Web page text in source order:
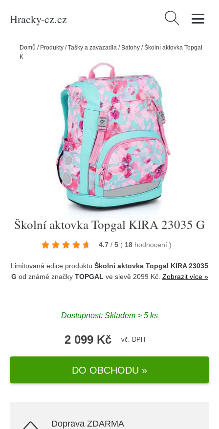
Hracky-cz.cz Vyhledávání
Domů / Produkty /Tašky a zavazadla / Batohy /Školní aktovka Topgal
KIRA 23035 G
Školní aktovka Topgal KIRA 23035 G
4.7 / 5 ( 18 hodnocení )
Limitovaná edice produktu Školní aktovka Topgal KIRA 23035
G od známé značky TOPGAL ve slevě 2099 Kč. Zobrazit více »
Dostupnost: Skladem > 5 ks
2 099 Kč vč. DPH
DO OBCHODU »
Doprava ZDARMA